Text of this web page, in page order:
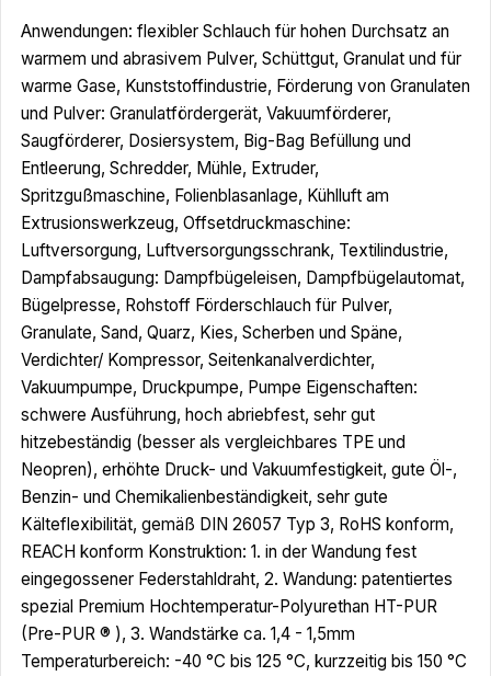
Anwendungen: flexibler Schlauch für hohen Durchsatz an
warmem und abrasivem Pulver, Schüttgut, Granulat und für
warme Gase, Kunststoffindustrie, Förderung von Granulaten
und Pulver: Granulatfördergerät, Vakuumförderer,
Saugförderer, Dosiersystem, Big-Bag Befüllung und
Entleerung, Schredder, Mühle, Extruder,
Spritzgußmaschine, Folienblasanlage, Kühlluft am
Extrusionswerkzeug, Offsetdruckmaschine:
Luftversorgung, Luftversorgungsschrank, Textilindustrie,
Dampfabsaugung: Dampfbügeleisen, Dampfbügelautomat,
Bügelpresse, Rohstoff Förderschlauch für Pulver,
Granulate, Sand, Quarz, Kies, Scherben und Späne,
Verdichter/ Kompressor, Seitenkanalverdichter,
Vakuumpumpe, Druckpumpe, Pumpe Eigenschaften:
schwere Ausführung, hoch abriebfest, sehr gut
hitzebeständig (besser als vergleichbares TPE und
Neopren), erhöhte Druck- und Vakuumfestigkeit, gute Öl-,
Benzin- und Chemikalienbeständigkeit, sehr gute
Kälteflexibilität, gemäß DIN 26057 Typ 3, RoHS konform,
REACH konform Konstruktion: 1. in der Wandung fest
eingegossener Federstahldraht, 2. Wandung: patentiertes
spezial Premium Hochtemperatur-Polyurethan HT-PUR
(Pre-PUR ® ), 3. Wandstärke ca. 1,4 - 1,5mm
Temperaturbereich: -40 °C bis 125 °C, kurzzeitig bis 150 °C